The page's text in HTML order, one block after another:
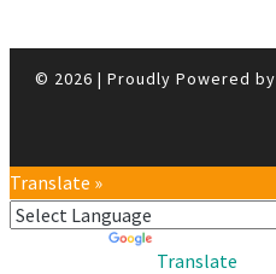
© 2026 | Proudly Powered by
Translate »
Translate